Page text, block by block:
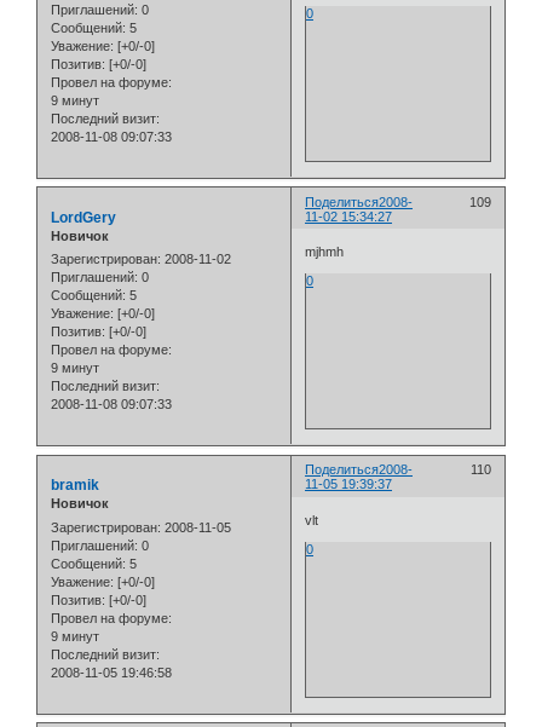
Приглашений: 0
Сообщений: 5
Уважение: [+0/-0]
Позитив: [+0/-0]
Провел на форуме:
9 минут
Последний визит:
2008-11-08 09:07:33
0
Поделиться 109
2008-
11-02 15:34:27
LordGery
Новичок
Зарегистрирован: 2008-11-02
Приглашений: 0
Сообщений: 5
Уважение: [+0/-0]
Позитив: [+0/-0]
Провел на форуме:
9 минут
Последний визит:
2008-11-08 09:07:33
mjhmh
0
Поделиться 110
2008-
11-05 19:39:37
bramik
Новичок
Зарегистрирован: 2008-11-05
Приглашений: 0
Сообщений: 5
Уважение: [+0/-0]
Позитив: [+0/-0]
Провел на форуме:
9 минут
Последний визит:
2008-11-05 19:46:58
vlt
0